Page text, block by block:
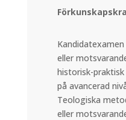
eller
historisk-
på avancerad
Teologiska
eller